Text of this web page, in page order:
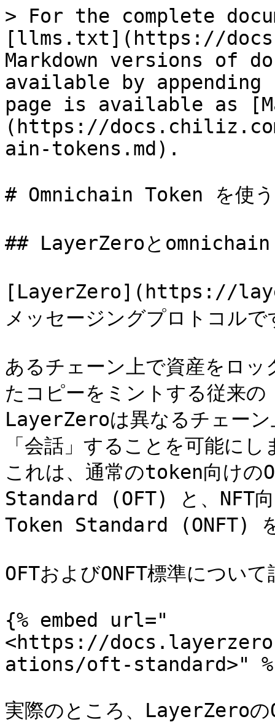
> For the complete
[llms.txt](https://
Markdown versions of
available by
page is available as
(https://
ain-tokens.md).
# Omnichain Token を使う
## LayerZeroとomnichain
[LayerZero](https://
メッセージングプロトコルで
あるチェーン上で資産をロ
たコピーをミントする従来
LayerZeroは異なるチェー
「会話」することを可能に
これは、通常のtoken向け
Standard (OFT) と、NFT
Token Standard (ONFT) を
OFTおよびONFT標準につい
{% embed url="
<https://
ations/oft-standard>"
実際のところ、LayerZeroの